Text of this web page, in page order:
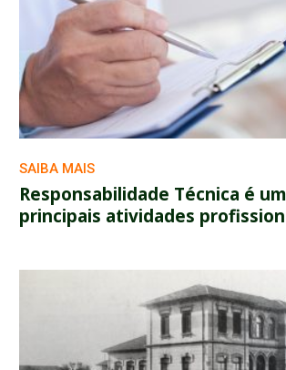
SAIBA MAIS
Responsabilidade Técnica é
principais atividades